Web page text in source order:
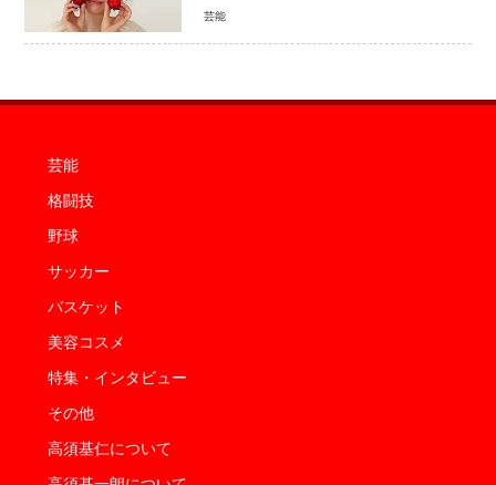
家族生活「母子ともに健康」
芸能
芸能
格闘技
野球
サッカー
バスケット
美容コスメ
特集・インタビュー
その他
高須基仁について